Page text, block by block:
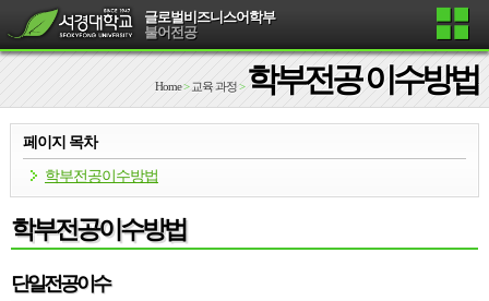
글로벌비즈니스어학부
불어전공
Home> 교육 과정> 학부전공 이수방법
페이지 목차
학부전공이수방법
학부전공이수방법
단일전공이수